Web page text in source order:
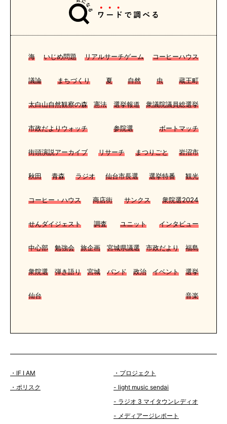
海 いじめ問題 リアルサーチゲーム コーヒーハウス
議論 まちづくり 夏 自然 虫 蔵王町
太白山自然観察の森 憲法 選挙報道 衆議院議員総選挙
市政だよりウォッチ 参院選 ボートマッチ
街頭演説アーカイブ リサーチ まつりごと 岩沼市
秋田 青森 ラジオ 仙台市長選 選挙特番 観光
コーヒー・ハウス 商店街 サンクス 衆院選2024
せんダイジェスト 調査 ユニット インタビュー
中心部 勉強会 旅企画 宮城県議選 市政だより 福島
衆院選 弾き語り 宮城 バンド 政治 イベント 選挙
仙台 音楽
・IF I AM
・ポリスク
・プロジェクト
- light music sendai
- ラジオ 3 マイタウンレディオ
- メディアージレポート